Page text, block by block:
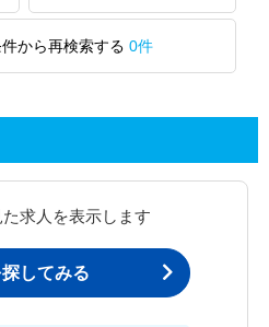
から再検索する 0件
求人を表示します
してみる